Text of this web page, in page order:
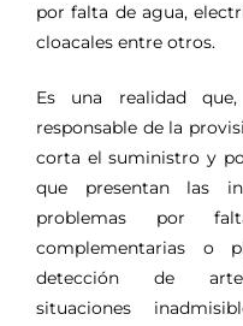
por falta de agua,
cloacales entre otros.
Es una realidad
responsable de la
corta el suministro y
que presentan las
problemas por
complementarias o
detección de
situaciones